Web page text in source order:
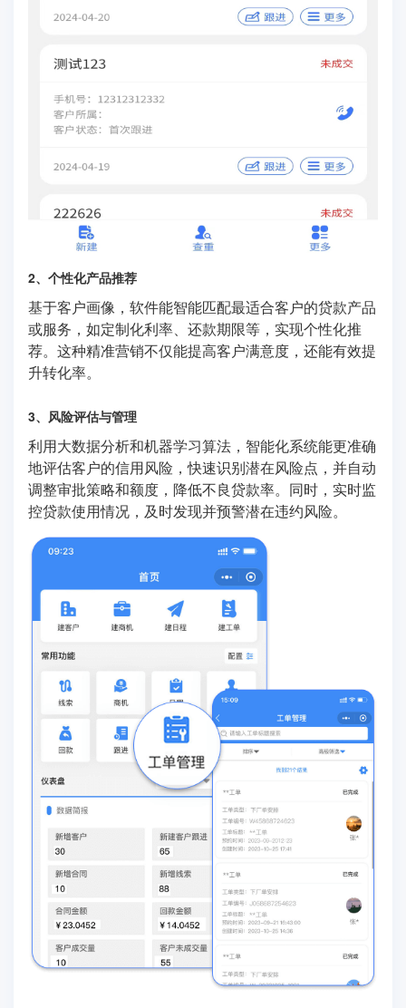
2、个性化产品推荐
基于客户画像，软件能智能匹配最适合客户的贷款产品
或服务，如定制化利率、还款期限等，实现个性化推
荐。这种精准营销不仅能提高客户满意度，还能有效提
升转化率。
3、风险评估与管理
利用大数据分析和机器学习算法，智能化系统能更准确
地评估客户的信用风险，快速识别潜在风险点，并自动
调整审批策略和额度，降低不良贷款率。同时，实时监
控贷款使用情况，及时发现并预警潜在违约风险。